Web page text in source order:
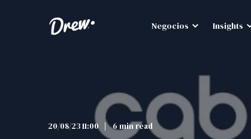
Negocios Insights
20/08/23 11:00 6 min read